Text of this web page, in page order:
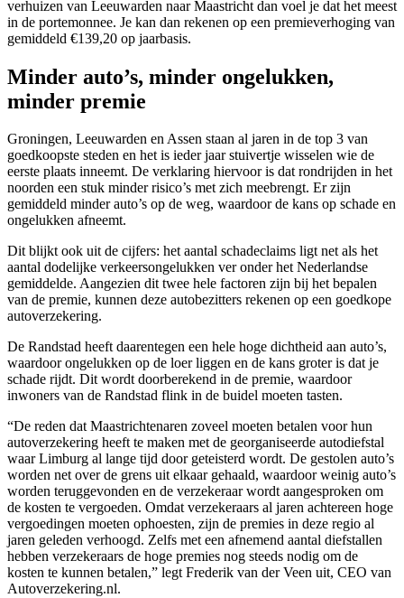
verhuizen van Leeuwarden naar Maastricht dan voel je dat het meest
in de portemonnee. Je kan dan rekenen op een premieverhoging van
gemiddeld €139,20 op jaarbasis.
Minder auto’s, minder ongelukken,
minder premie
Groningen, Leeuwarden en Assen staan al jaren in de top 3 van
goedkoopste steden en het is ieder jaar stuivertje wisselen wie de
eerste plaats inneemt. De verklaring hiervoor is dat rondrijden in het
noorden een stuk minder risico’s met zich meebrengt. Er zijn
gemiddeld minder auto’s op de weg, waardoor de kans op schade en
ongelukken afneemt.
Dit blijkt ook uit de cijfers: het aantal schadeclaims ligt net als het
aantal dodelijke verkeersongelukken ver onder het Nederlandse
gemiddelde. Aangezien dit twee hele factoren zijn bij het bepalen
van de premie, kunnen deze autobezitters rekenen op een goedkope
autoverzekering.
De Randstad heeft daarentegen een hele hoge dichtheid aan auto’s,
waardoor ongelukken op de loer liggen en de kans groter is dat je
schade rijdt. Dit wordt doorberekend in de premie, waardoor
inwoners van de Randstad flink in de buidel moeten tasten.
“De reden dat Maastrichtenaren zoveel moeten betalen voor hun
autoverzekering heeft te maken met de georganiseerde autodiefstal
waar Limburg al lange tijd door geteisterd wordt. De gestolen auto’s
worden net over de grens uit elkaar gehaald, waardoor weinig auto’s
worden teruggevonden en de verzekeraar wordt aangesproken om
de kosten te vergoeden. Omdat verzekeraars al jaren achtereen hoge
vergoedingen moeten ophoesten, zijn de premies in deze regio al
jaren geleden verhoogd. Zelfs met een afnemend aantal diefstallen
hebben verzekeraars de hoge premies nog steeds nodig om de
kosten te kunnen betalen,” legt Frederik van der Veen uit, CEO van
Autoverzekering.nl.